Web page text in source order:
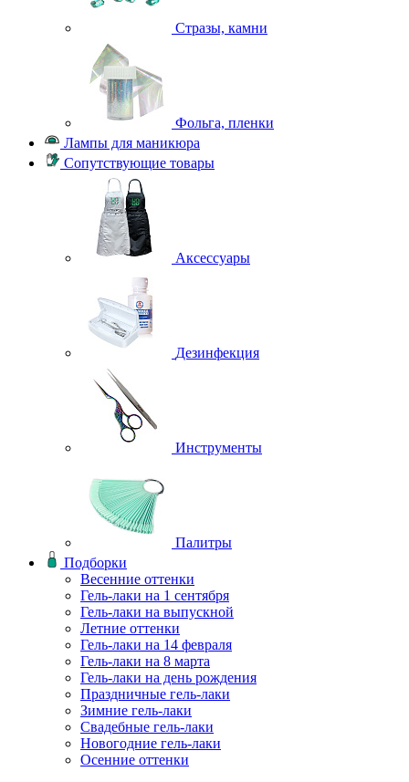
Стразы, камни
Фольга, пленки
Лампы для маникюра
Сопутствующие товары
Аксессуары
Дезинфекция
Инструменты
Палитры
Подборки
Весенние оттенки
Гель-лаки на 1 сентября
Гель-лаки на выпускной
Летние оттенки
Гель-лаки на 14 февраля
Гель-лаки на 8 марта
Гель-лаки на день рождения
Праздничные гель-лаки
Зимние гель-лаки
Свадебные гель-лаки
Новогодние гель-лаки
Осенние оттенки